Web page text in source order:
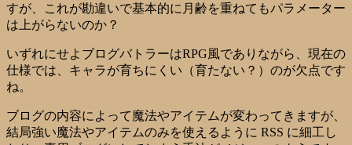
すが、これが勘違いで基本的に月齢を重ねてもパラメーター
は上がらないのか？
いずれにせよブログバトラーはRPG風でありながら、現在の
仕様では、キャラが育ちにくい（育たない？）のが欠点です
ね。
ブログの内容によって魔法やアイテムが変わってきますが、
結局強い魔法やアイテムのみを使えるように RSS に細工し